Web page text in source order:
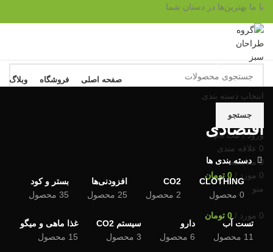
با ما بهترین‌ها در دستان شما
انتخاب دسته بندی
جستجو
ورود / ثبت نام
0 علاقه مندی
0 مقايسه
0 مورد /
0 تومان
منو
0 مورد /
0 تومان
مرور دسته ها
صفحه اصلی فروشگاه وبلاگ
اقتصادی
دسته بندی ها
CLOTHING
0 محصول
CO2
2 محصول
افزودنی‌ها
25 محصول
بستر و کود
35 محصول
تست آب
11 محصول
دارو
6 محصول
سیستم CO2
3 محصول
غذا ماهی و میگو
15 محصول